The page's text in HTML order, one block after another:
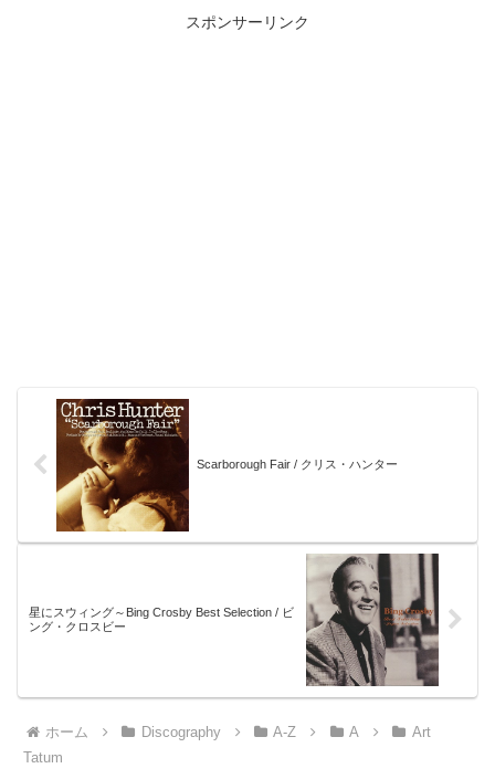
スポンサーリンク
Scarborough Fair / クリス・ハンター
星にスウィング～Bing Crosby Best Selection / ビ
ング・クロスビー
ホーム Discography A-Z A
Art
Tatum